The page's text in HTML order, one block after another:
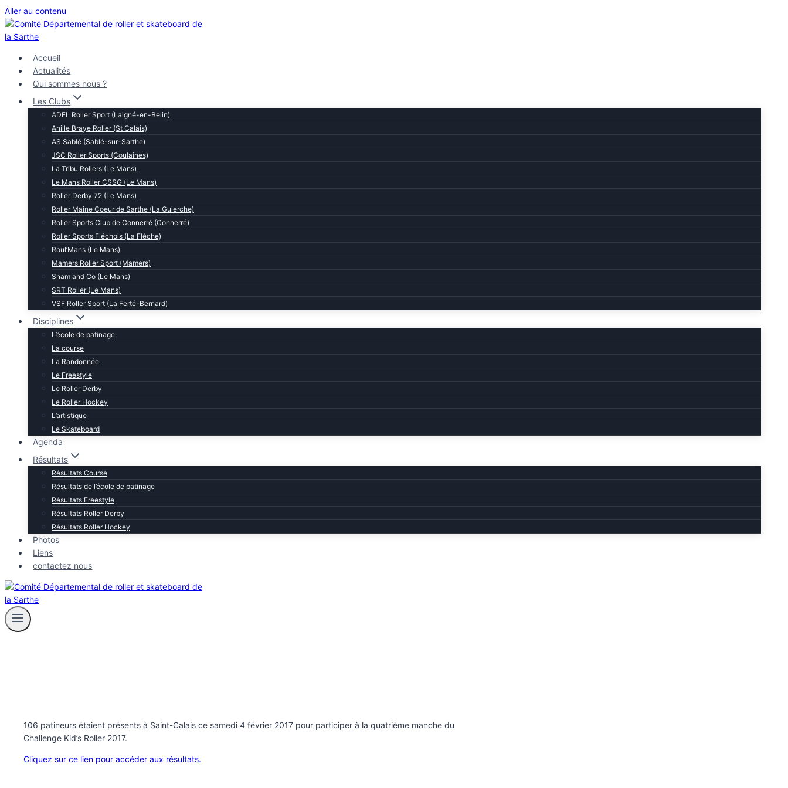
Aller au contenu
Accueil
Actualités
Qui sommes nous ?
Les Clubs
ADEL Roller Sport (Laigné-en-Belin)
Anille Braye Roller (St Calais)
AS Sablé (Sablé-sur-Sarthe)
JSC Roller Sports (Coulaines)
La Tribu Rollers (Le Mans)
Le Mans Roller CSSG (Le Mans)
Roller Derby 72 (Le Mans)
Roller Maine Coeur de Sarthe (La Guierche)
Roller Sports Club de Connerré (Connerré)
Roller Sports Fléchois (La Flèche)
Roul’Mans (Le Mans)
Mamers Roller Sport (Mamers)
Snam and Co (Le Mans)
SRT Roller (Le Mans)
VSF Roller Sport (La Ferté-Bernard)
Disciplines
L’école de patinage
La course
La Randonnée
Le Freestyle
Le Roller Derby
Le Roller Hockey
L’artistique
Le Skateboard
Agenda
Résultats
Résultats Course
Résultats de l’école de patinage
Résultats Freestyle
Résultats Roller Derby
Résultats Roller Hockey
Photos
Liens
contactez nous
106 patineurs étaient présents à Saint-Calais ce samedi 4 février 2017 pour participer à la quatrième manche du
Challenge Kid’s Roller 2017.
Cliquez sur ce lien pour accéder aux résultats.